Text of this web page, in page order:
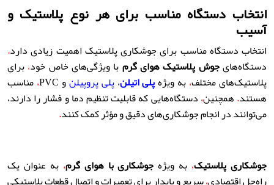
انتخاب دستگاه مناسب برای هر نوع پلاستیک و
آسیب
انتخاب دستگاه مناسب برای جوشکاری پلاستیک اهمیت زیادی دارد.
دستگاه‌هایجوش پلاستیک هوای گرمبا ویژگی‌های خاص خود،برای
پلاستیک‌های مختلف،به ویژهپلی اتیلن،پلی پروپیلنو PVC ،مناسب
هستند.همچنین،دستگاه‌هایی که قابلیت تنظیم دما و فشار را دارند،
می‌توانند در انجام جوشکاری‌های دقیق و مؤثر کمک کنند.
جوشکاری پلاستیک، به ویژه جوشکاری با هوای گرم، به عنوان یک